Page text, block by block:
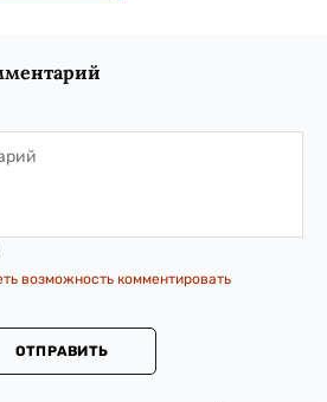
возможность комментировать
ОТПРАВИТЬ